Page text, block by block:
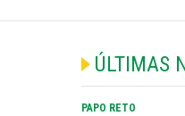
ÚLTIMAS
PAPO RETO